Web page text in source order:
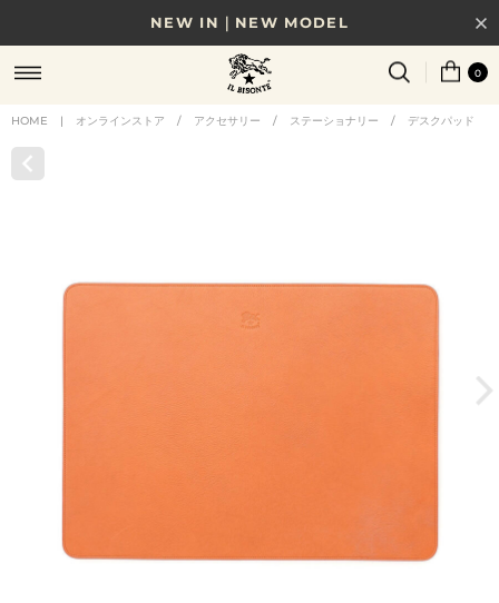
NEW IN｜NEW MODEL
8/17(月)10時まで｜税込11,000円以上で送料無料
贈る相手やシーンから選べる、新しいギフトガイド
0
HOME | オンラインストア / アクセサリー / ステーショナリー / デスクパッド